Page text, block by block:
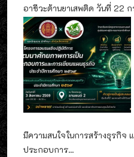
อาชีวะต้านยาเสพติด วันที่ 22
มีความสนใจในการสร้างธุรกิจ
ประกอบการ...